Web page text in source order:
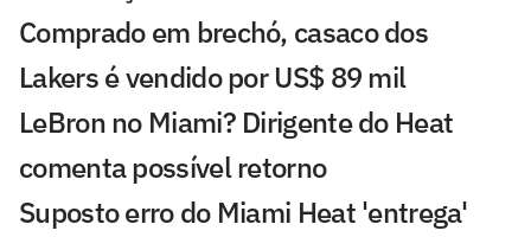
Comprado em brechó, casaco dos
Lakers é vendido por US$ 89 mil
LeBron no Miami? Dirigente do Heat
comenta possível retorno
Suposto erro do Miami Heat 'entrega'